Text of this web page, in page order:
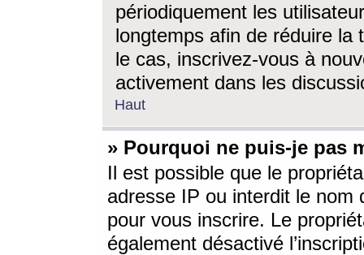
périodiquement les
longtemps afin de réduire la
le cas, inscrivez-vous à
activement dans les
Haut
» Pourquoi ne puis-je pas
Il est possible que le
adresse IP ou interdit le nom
pour vous inscrire. Le
également désactivé